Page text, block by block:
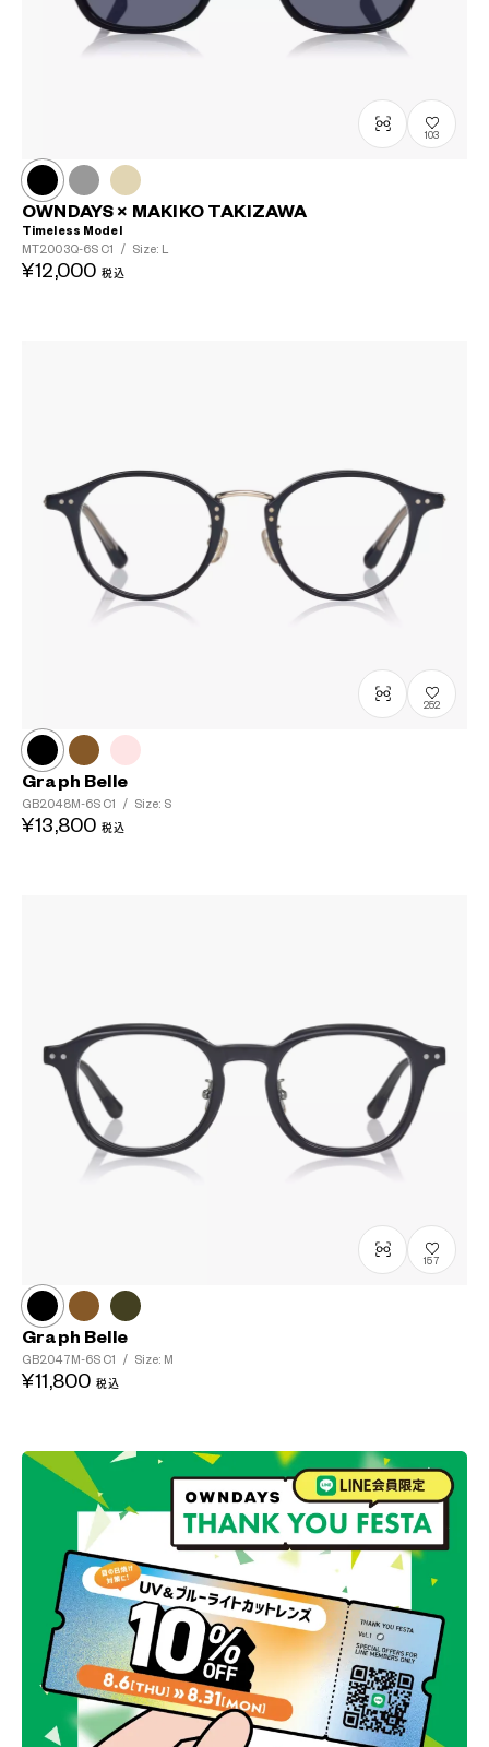
103
OWNDAYS × MAKIKO TAKIZAWA
Timeless Model
MT2003Q-6S C1 / Size: L
¥12,000 税込
252
Graph Belle
GB2048M-6S C1 / Size: S
¥13,800 税込
157
Graph Belle
GB2047M-6S C1 / Size: M
¥11,800 税込